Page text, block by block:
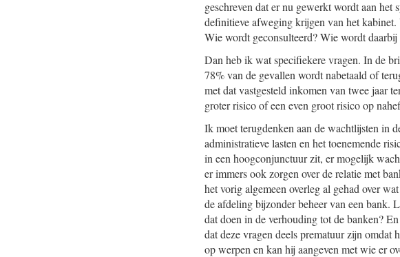
geschreven dat er nu gewerkt wordt aan het
definitieve afweging krijgen van het
Wie wordt geconsulteerd? Wie wordt
Dan heb ik wat specifiekere vragen. In de
78% van de gevallen wordt nabetaald of
met dat vastgesteld inkomen van twee jaar
groter risico of een even groot risico op
Ik moet terugdenken aan de wachtlijsten in
administratieve lasten en het toenemende
in een hoogconjunctuur zit, er mogelijk
er immers ook zorgen over de relatie met
het vorig algemeen overleg al gehad over
de afdeling bijzonder beheer van een bank.
dat doen in de verhouding tot de banken?
dat deze vragen deels prematuur zijn omdat
op werpen en kan hij aangeven met wie er